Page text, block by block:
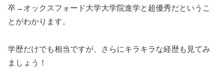
卒→オックスフォード大学大学院進学と超優秀だというこ
とがわかります。
学歴だけでも相当ですが、さらにキラキラな経歴も見てみ
ましょう！